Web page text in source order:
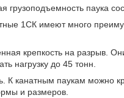
грузоподъемность паука
1СК имеют много
крепкость на разрыв.
нагрузку до 45 тонн.
К канатным паукам можно
и размеров.